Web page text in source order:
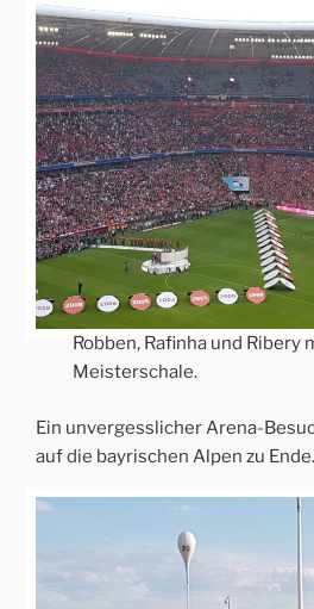
Robben, Rafinha und Ribery
Meisterschale.
Ein unvergesslicher Arena-
auf die bayrischen Alpen zu Ende.